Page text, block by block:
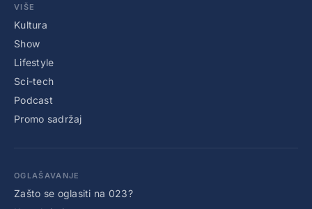
VIŠE
Kultura
Show
Lifestyle
Sci-tech
Podcast
Promo sadržaj
OGLAŠAVANJE
Zašto se oglasiti na 023?